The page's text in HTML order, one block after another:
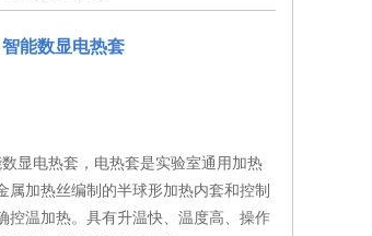
能数显电热套
显电热套，电热套是实验室通用加热
属加热丝编制的半球形加热内套和控制
控温加热。具有升温快、温度高、操作